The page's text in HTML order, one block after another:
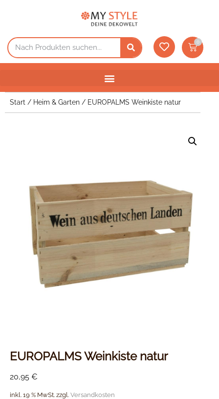
0
Start / Heim & Garten / EUROPALMS Weinkiste natur
EUROPALMS Weinkiste natur
20,95 €
inkl. 19 % MwSt. zzgl. Versandkosten